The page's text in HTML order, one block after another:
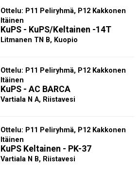
Ottelu: P11 Peliryhmä, P12 Kakkonen
Itäinen
KuPS - KuPS/Keltainen -14T
Litmanen TN B, Kuopio
Ottelu: P11 Peliryhmä, P12 Kakkonen
Itäinen
KuPS - AC BARCA
Vartiala N A, Riistavesi
Ottelu: P11 Peliryhmä, P12 Kakkonen
Itäinen
KuPS Keltainen - PK-37
Vartiala N B, Riistavesi